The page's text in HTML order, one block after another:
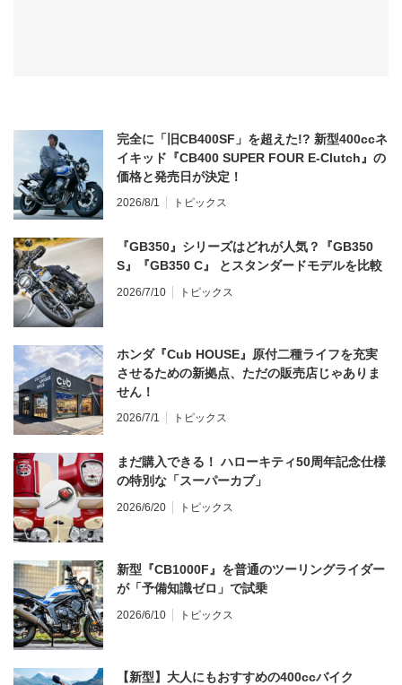
完全に「旧CB400SF」を超えた!? 新型400ccネ
イキッド『CB400 SUPER FOUR E-Clutch』の
価格と発売日が決定！
2026/8/1 トピックス
『GB350』シリーズはどれが人気？『GB350
S』『GB350 C』 とスタンダードモデルを比較
2026/7/10 トピックス
ホンダ『Cub HOUSE』原付二種ライフを充実
させるための新拠点、ただの販売店じゃありま
せん！
2026/7/1 トピックス
まだ購入できる！ ハローキティ50周年記念仕様
の特別な「スーパーカブ」
2026/6/20 トピックス
新型『CB1000F』を普通のツーリングライダー
が「予備知識ゼロ」で試乗
2026/6/10 トピックス
【新型】大人にもおすすめの400ccバイク